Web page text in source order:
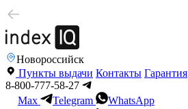
Новороссийск
Пункты выдачи Контакты Гарантия
8-800-777-58-27
Max
Telegram
WhatsApp